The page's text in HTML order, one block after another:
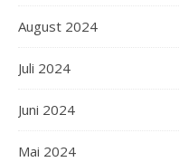
August 2024
Juli 2024
Juni 2024
Mai 2024